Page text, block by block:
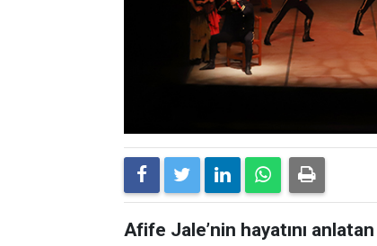
Afife Jale’nin hayatını